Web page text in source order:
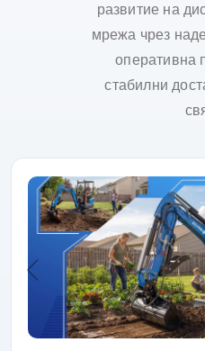
развитие на
мрежа чрез
оперативна
стабилни